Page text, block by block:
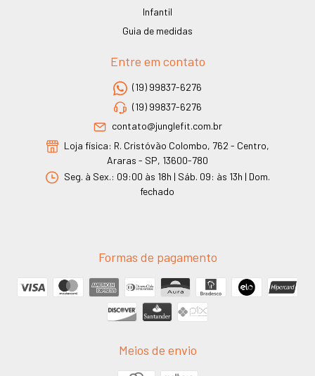
Infantil
Guia de medidas
Entre em contato
(19) 99837-6276
(19) 99837-6276
contato@junglefit.com.br
Loja física: R. Cristóvão Colombo, 762 - Centro,
Araras - SP, 13600-780
Seg. à Sex.: 09:00 às 18h | Sáb. 09: às 13h | Dom.
fechado
Formas de pagamento
Meios de envio